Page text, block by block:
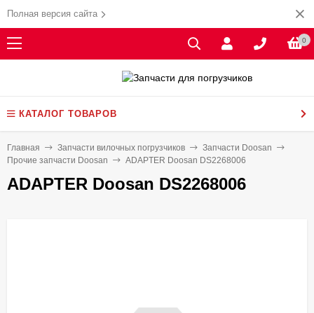
Полная версия сайта
0
КАТАЛОГ ТОВАРОВ
Главная Запчасти вилочных погрузчиков
Запчасти Doosan
Прочие запчасти Doosan
ADAPTER Doosan DS2268006
ADAPTER Doosan DS2268006